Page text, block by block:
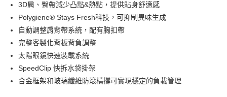
3D肩、臀帶減少凸點&熱點，提供貼身舒適感
Polygiene® Stays Fresh科技，可抑制異味生成
自動調整肩背帶系統，配有胸扣帶
完整客製化背板背負調整
太陽眼鏡快速裝載系統
SpeedClip 快拆水袋掛架
合金框架和玻璃纖維防滾橫撐可實現穩定的負載管理